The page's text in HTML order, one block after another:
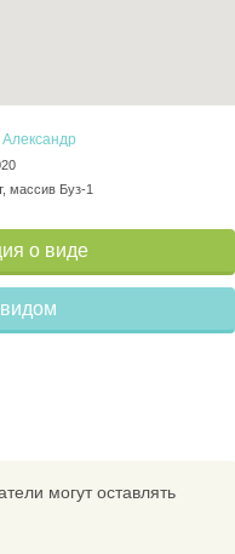
массив Буз-1
о виде
могут оставлять